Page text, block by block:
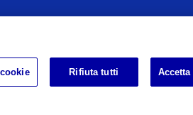
del sito Informativa legale
Rifiuta tutti